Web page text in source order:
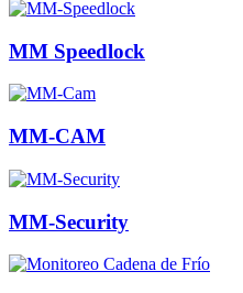
MM Speedlock
MM-CAM
MM-Security